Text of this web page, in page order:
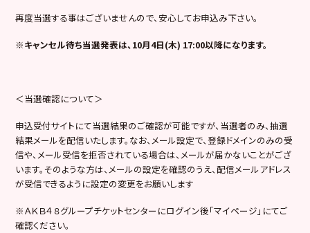
再度当選する事はございませんので、安心してお申込み下さい。
※キャンセル待ち当選発表は、10月4日(木) 17:00以降になります。
＜当選確認について＞
申込受付サイトにて当選結果のご確認が可能ですが、当選者のみ、抽選
結果メールを配信いたします。なお、メール設定で、登録ドメインのみの受
信や、メール受信を拒否されている場合は、メールが届かないことがござ
います。そのような方は、メールの設定を確認のうえ、配信メールアドレス
が受信できるように設定の変更をお願いします
※ＡＫＢ４８グループチケットセンターにログイン後「マイページ」にてご
確認ください。